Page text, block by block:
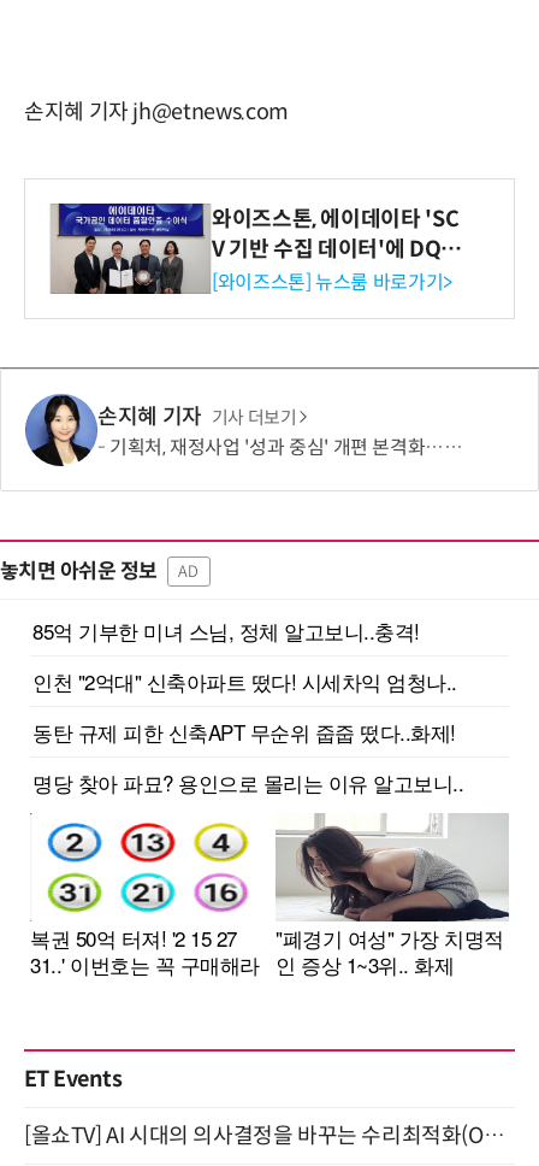
손지혜 기자 jh@etnews.com
와이즈스톤, 에이데이타 'SC
V 기반 수집 데이터'에 DQ인
증 최고 등급 수여
[와이즈스톤] 뉴스룸 바로가기>
손지혜 기자 기사 더보기
기획처, 재정사업 '성과 중심' 개편 본격화…예산 환류 강화
놓치면 아쉬운 정보 AD
ET Events
[올쇼TV] AI 시대의 의사결정을 바꾸는 수리최적화(Optimization) 소개 (8/20 생방송)